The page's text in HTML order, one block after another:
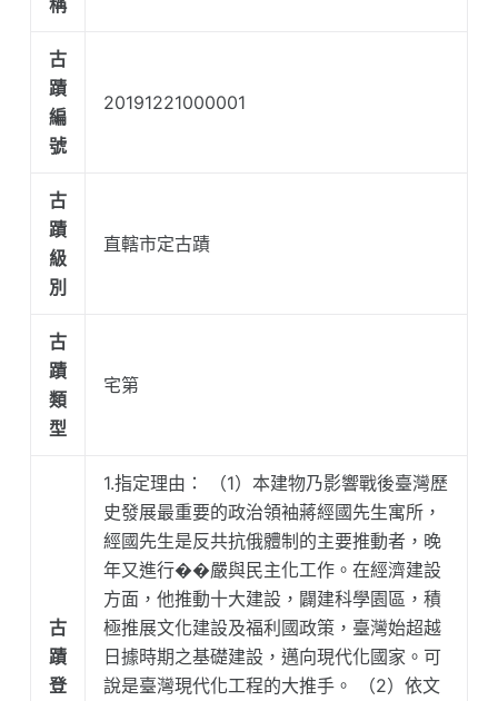
古
蹟
編
號
20191221000001
古
蹟
級
別
直轄市定古蹟
古
蹟
類
型
宅第
古
蹟
登
1.指定理由： （1）本建物乃影響戰後臺灣歷
史發展最重要的政治領袖蔣經國先生寓所，
經國先生是反共抗俄體制的主要推動者，晚
年又進行��嚴與民主化工作。在經濟建設
方面，他推動十大建設，闢建科學園區，積
極推展文化建設及福利國政策，臺灣始超越
日據時期之基礎建設，邁向現代化國家。可
說是臺灣現代化工程的大推手。 （2）依文